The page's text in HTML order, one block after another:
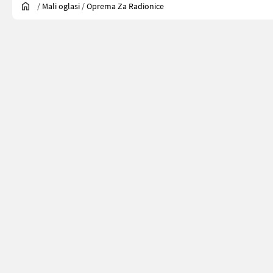
/ Mali oglasi /Oprema Za Radionice